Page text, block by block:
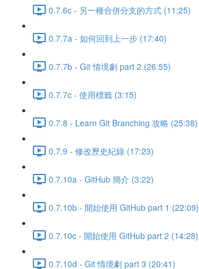
0.7.6c - 另一種合併分支的方式 (11:25)
0.7.7a - 如何回到上一步 (17:40)
0.7.7b - Git 情境劇 part 2 (26:55)
0.7.7c - 使用標籤 (3:15)
0.7.8 - Learn Git Branching 攻略 (25:38)
0.7.9 - 修改歷史紀錄 (17:23)
0.7.10a - GitHub 簡介 (3:22)
0.7.10b - 開始使用 GitHub part 1 (22:09)
0.7.10c - 開始使用 GitHub part 2 (14:28)
0.7.10d - Git 情境劇 part 3 (20:41)